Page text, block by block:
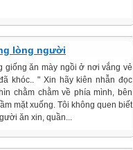
lòng người
giống ăn mày ngồi ở nơi vắng vẻ
khóc.. " Xin hãy kiên nhẫn đọc
chằm chằm về phía mình, bên
mặt xuống. Tôi không quen biết
ăn xin, quần...